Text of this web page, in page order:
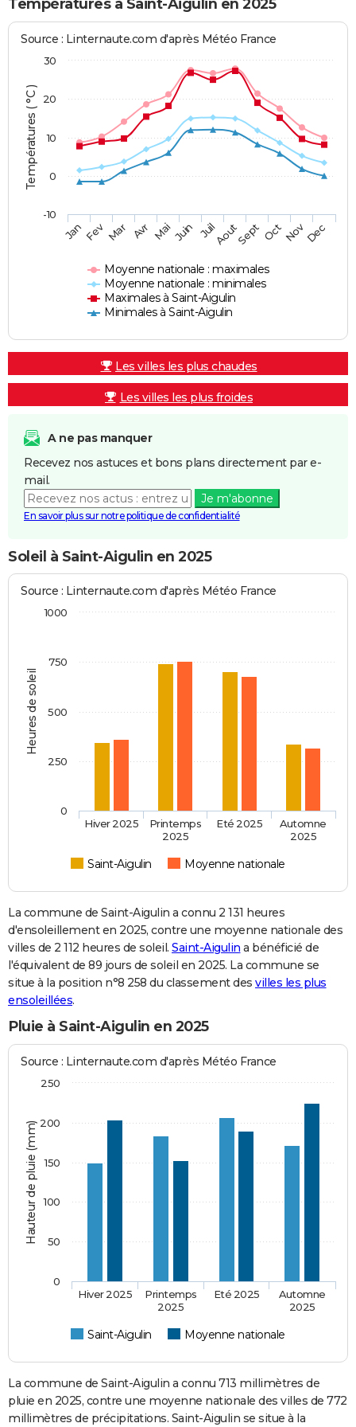
Températures à Saint-Aigulin en 2025
Températures ( °C )
Source : Linternaute.com d'après Météo France
Moyenne nationale : maximales
Moyenne nationale : minimales
Maximales à Saint-Aigulin
Minimales à Saint-Aigulin
JanFev Mar Avr MaiJuin JuilAoutSept OctNovDec
-10
0
10
20
30
Les villes les plus chaudes
Les villes les plus froides
A ne pas manquer
Recevez nos astuces et bons plans directement par e-
mail.
Je m'abonne
En savoir plus sur notre politique de confidentialité
Soleil à Saint-Aigulin en 2025
Heures de soleil
Source : Linternaute.com d'après Météo France
Saint-Aigulin Moyenne nationale
Hiver 2025
Printemps
2025
Eté 2025
Automne
2025
0
250
500
750
1000
La commune de Saint-Aigulin a connu 2 131 heures
d'ensoleillement en 2025, contre une moyenne nationale des
villes de 2 112 heures de soleil. Saint-Aigulin a bénéficié de
l'équivalent de 89 jours de soleil en 2025. La commune se
situe à la position n°8 258 du classement des villes les plus
ensoleillées.
Pluie à Saint-Aigulin en 2025
Hauteur de pluie (mm)
Source : Linternaute.com d'après Météo France
Saint-Aigulin Moyenne nationale
Hiver 2025
Printemps
2025
Eté 2025
Automne
2025
0
50
100
150
200
250
La commune de Saint-Aigulin a connu 713 millimètres de
pluie en 2025, contre une moyenne nationale des villes de 772
millimètres de précipitations. Saint-Aigulin se situe à la